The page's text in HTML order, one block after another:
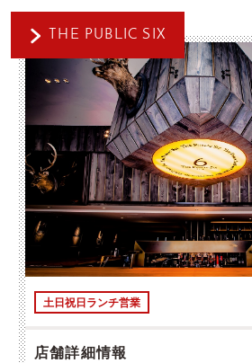
THE PUBLIC SIX
土日祝日ランチ営業
店舗詳細情報